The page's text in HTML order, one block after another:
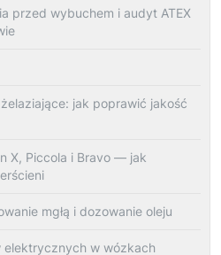
przed wybuchem i audyt ATEX
jak poprawić jakość
X, Piccola i Bravo — jak
mgłą i dozowanie oleju
elektrycznych w wózkach